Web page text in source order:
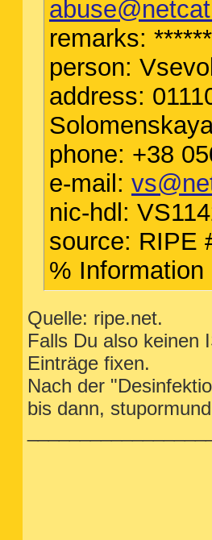
remarks:
person:
address:
phone: +38
e-mail:
nic-hdl:
source: RIPE
%
Quelle: ripe.net.
Falls Du also keinen
Einträge fixen.
Nach der
bis dann,